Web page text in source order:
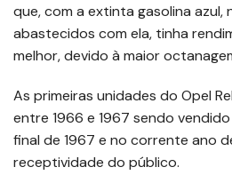
que, com a extinta gasolina azul,
abastecidos com ela, tinha
melhor, devido à maior
As primeiras unidades do Opel
entre 1966 e 1967 sendo
final de 1967 e no corrente ano
receptividade do público.